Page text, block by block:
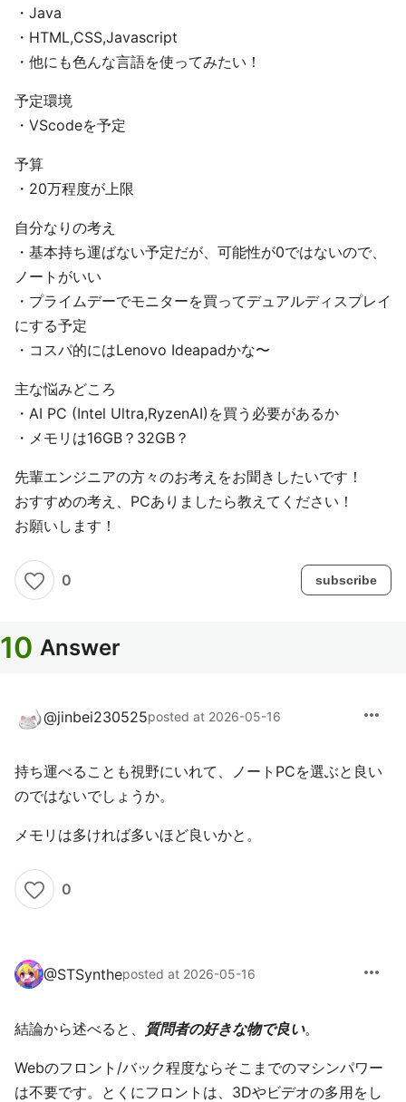
・Java
・HTML,CSS,Javascript
・他にも色んな言語を使ってみたい！
予定環境
・VScodeを予定
予算
・20万程度が上限
自分なりの考え
・基本持ち運ばない予定だが、可能性が0ではないので、
ノートがいい
・プライムデーでモニターを買ってデュアルディスプレイ
にする予定
・コスパ的にはLenovo Ideapadかな〜
主な悩みどころ
・AI PC (Intel Ultra,RyzenAI)を買う必要があるか
・メモリは16GB？32GB？
先輩エンジニアの方々のお考えをお聞きしたいです！
おすすめの考え、PCありましたら教えてください！
お願いします！
0 subscribe
10 Answer
@jinbei230525posted at 2026-05-16 more_horiz
持ち運べることも視野にいれて、ノートPCを選ぶと良い
のではないでしょうか。
メモリは多ければ多いほど良いかと。
0
@STSyntheposted at 2026-05-16 more_horiz
結論から述べると、 質問者の好きな物で良い。
Webのフロント/バック程度ならそこまでのマシンパワー
は不要です。とくにフロントは、3Dやビデオの多用をし